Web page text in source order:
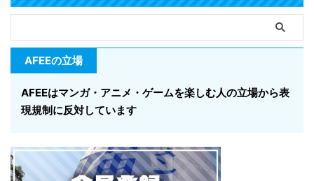
AFEEの立場
AFEEはマンガ・アニメ・ゲームを楽しむ人の立場から表
現規制に反対しています